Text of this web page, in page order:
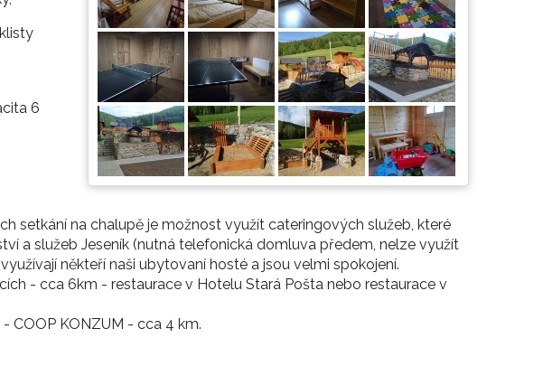
6
setkání na chalupě je možnost využít cateringových služeb, které
a služeb Jeseník (nutná telefonická domluva předem, nelze využít
někteří naši ubytovaní hosté a jsou velmi spokojení.
- cca 6km - restaurace v Hotelu Stará Pošta nebo restaurace v
COOP KONZUM - cca 4 km.